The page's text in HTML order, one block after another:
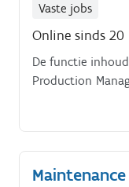
Vaste jobs
Online sinds 20
De functie
Production